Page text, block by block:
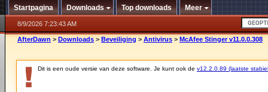
Startpagina Downloads Top downloads Meer
8/9/2026 7:23:43 AM
AfterDawn > Downloads > Beveiliging > Antivirus > McAfee Stinger v11.0.0.308
Dit is een oude versie van deze software. Je kunt ook de v12.2.0.89 (laatste